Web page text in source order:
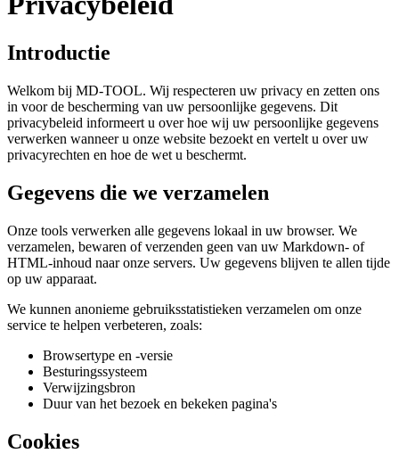
Introductie
Welkom bij MD-TOOL. Wij respecteren uw privacy en zetten ons
in voor de bescherming van uw persoonlijke gegevens. Dit
privacybeleid informeert u over hoe wij uw persoonlijke gegevens
verwerken wanneer u onze website bezoekt en vertelt u over uw
privacyrechten en hoe de wet u beschermt.
Gegevens die we verzamelen
Onze tools verwerken alle gegevens lokaal in uw browser. We
verzamelen, bewaren of verzenden geen van uw Markdown- of
HTML-inhoud naar onze servers. Uw gegevens blijven te allen tijde
op uw apparaat.
We kunnen anonieme gebruiksstatistieken verzamelen om onze
service te helpen verbeteren, zoals:
Browsertype en -versie
Besturingssysteem
Verwijzingsbron
Duur van het bezoek en bekeken pagina's
Cookies